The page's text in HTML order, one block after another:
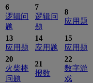
6
逻辑问
题
7
逻辑问
题
8
应用题
13
应用题
14
应用题
15
应用题
20
火柴棒
问题
21
报数
22
数字游
戏